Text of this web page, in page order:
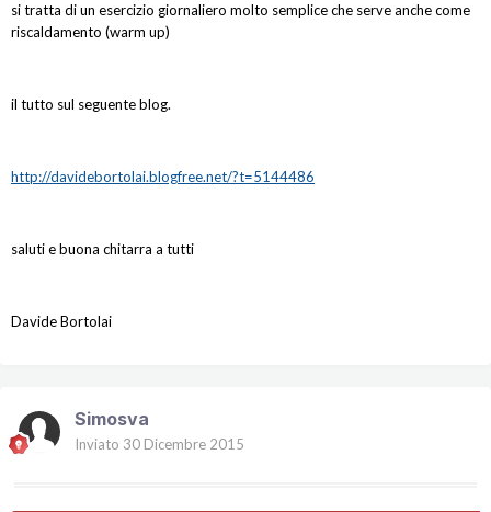
si tratta di un esercizio giornaliero molto semplice che serve anche come
riscaldamento (warm up)
il tutto sul seguente blog.
http://davidebortolai.blogfree.net/?t=5144486
saluti e buona chitarra a tutti
Davide Bortolai
Simosva
Inviato 30 Dicembre 2015